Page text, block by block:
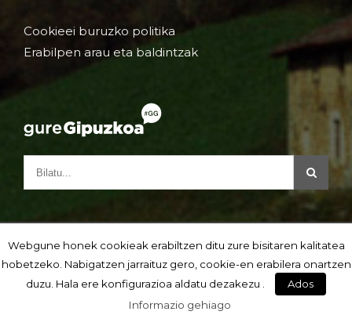
Cookieei buruzko politika
Erabilpen arau eta baldintzak
Webgune honek cookieak erabiltzen ditu zure bisitaren kalitatea
hobetzeko. Nabigatzen jarraituz gero, cookie-en erabilera onartzen
duzu. Hala ere konfigurazioa aldatu dezakezu .
Ados
Informazio gehiago